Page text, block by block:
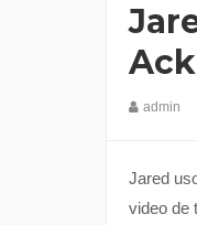
admin
Jared
video de